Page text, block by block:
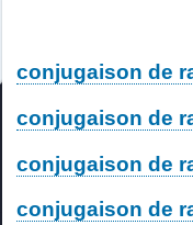
conjugaison de
conjugaison de
conjugaison de
conjugaison de